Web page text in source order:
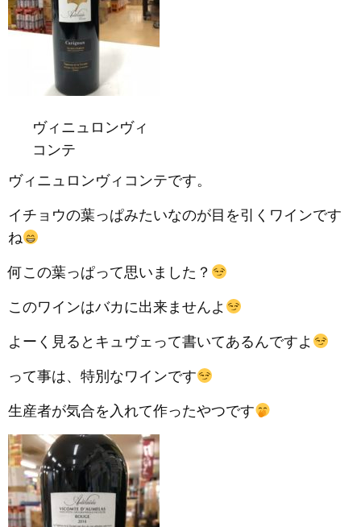
ヴィニュロンヴィ
コンテ
ヴィニュロンヴィコンテです。
イチョウの葉っぱみたいなのが目を引くワインです
ね
何この葉っぱって思いました？
このワインはバカに出来ませんよ
よーく見るとキュヴェって書いてあるんですよ
って事は、特別なワインです
生産者が気合を入れて作ったやつです